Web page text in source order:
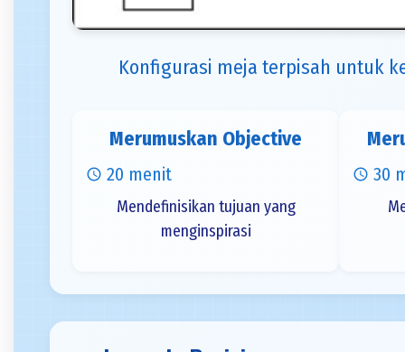
Konfigurasi meja terpisah untuk
Merumuskan Objective
schedule 20 menit
Mendefinisikan tujuan yang
menginspirasi
schedule 30